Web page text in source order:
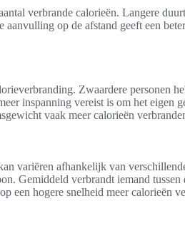
verbrande calorieën. Langere
op de afstand geeft een
Zwaardere personen
inspanning vereist is om het eigen
vaak meer calorieën
variëren afhankelijk van
Gemiddeld verbrandt iemand tussen
een hogere snelheid meer calorieën